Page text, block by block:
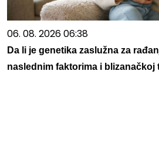
06. 08. 2026 06:38
Da li je genetika zaslužna za
naslednim faktorima i blizanačkoj